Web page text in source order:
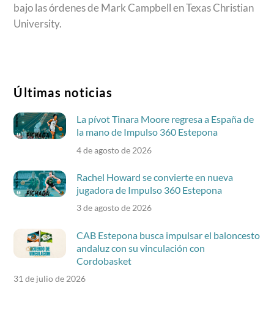
bajo las órdenes de Mark Campbell en Texas Christian
University.
Últimas noticias
La pívot Tinara Moore regresa a España de
la mano de Impulso 360 Estepona
4 de agosto de 2026
Rachel Howard se convierte en nueva
jugadora de Impulso 360 Estepona
3 de agosto de 2026
CAB Estepona busca impulsar el baloncesto
andaluz con su vinculación con
Cordobasket
31 de julio de 2026